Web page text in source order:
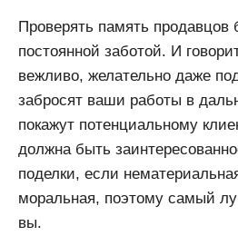
Проверять память продавцов
постоянной заботой. И
вежливо, желательно даже
забросят ваши работы в
покажут потенциальному
должна быть
поделки, если
моральная, поэтому самый
вы.